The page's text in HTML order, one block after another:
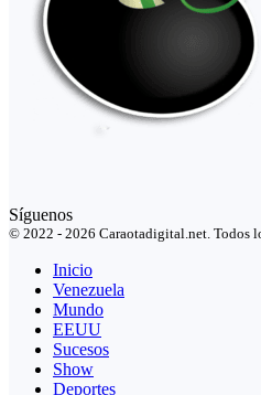
Síguenos
© 2022 - 2026 Caraotadigital.net. Todos
Inicio
Venezuela
Mundo
EEUU
Sucesos
Show
Deportes